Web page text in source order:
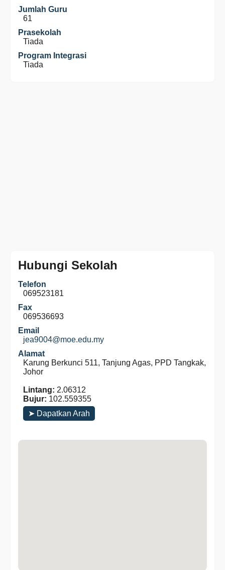
Jumlah Guru
61
Prasekolah
Tiada
Program Integrasi
Tiada
Hubungi Sekolah
Telefon
069523181
Fax
069536693
Email
jea9004@moe.edu.my
Alamat
Karung Berkunci 511, Tanjung Agas, PPD Tangkak,
Johor
Lintang: 2.06312
Bujur: 102.559355
➤ Dapatkan Arah